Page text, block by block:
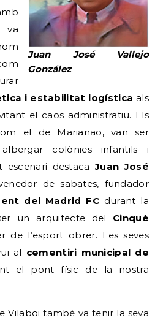
Juan José Vallejo
González
i estabilitat logística als
el caos administratiu. Els
el de Marianao, van ser
albergar colònies infantils i
escenari destacaJuan José
de sabates, fundador
del Madrid FC durant la
un arquitecte del Cinquè
de l’esport obrer. Les seves
al cementiri municipal de
el pont físic de la nostra
Vilaboi també va tenir la seva